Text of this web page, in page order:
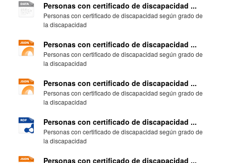
Personas con certificado de discapacidad ...
Personas con certificado de discapacidad según grado de
la discapacidad
Personas con certificado de discapacidad ...
Personas con certificado de discapacidad según grado de
la discapacidad
Personas con certificado de discapacidad ...
Personas con certificado de discapacidad según grado de
la discapacidad
Personas con certificado de discapacidad ...
Personas con certificado de discapacidad según grado de
la discapacidad
Personas con certificado de discapacidad ...